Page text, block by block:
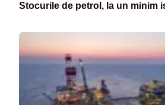
Stocurile de petrol, la un minim